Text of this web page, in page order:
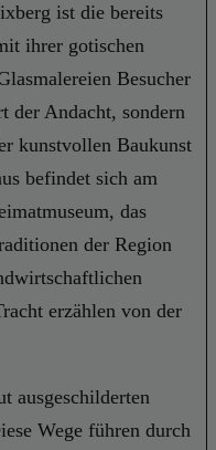
ist die bereits
ihrer gotischen
Besucher
der Andacht, sondern
kunstvollen Baukunst
befindet sich am
das
der Region
erzählen von der
ausgeschilderten
Wege führen durch